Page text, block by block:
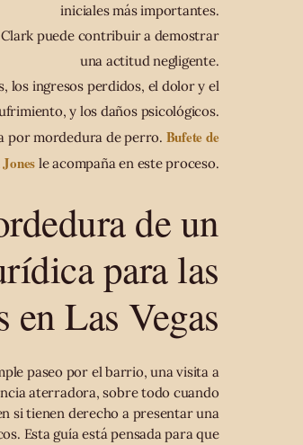
iniciales más importantes.
Clark puede contribuir a demostrar
una actitud negligente.
los ingresos perdidos, el dolor y el
y los daños psicológicos.
por mordedura de perro. Bufete de
le acompaña en este proceso.
de un
para las
en Las Vegas
paseo por el barrio, una visita a
aterradora, sobre todo cuando
si tienen derecho a presentar una
Esta guía está pensada para que